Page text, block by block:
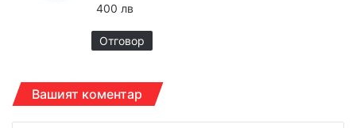
а
:
400 лв
Отговор
Вашият коментар